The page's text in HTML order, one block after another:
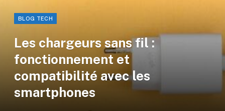
BLOG TECH
Les chargeurs sans fil :
fonctionnement et
compatibilité avec les
smartphones